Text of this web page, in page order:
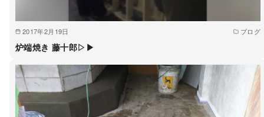
2017年2月19日 ブログ
炉端焼き 藤十郎▷▶︎